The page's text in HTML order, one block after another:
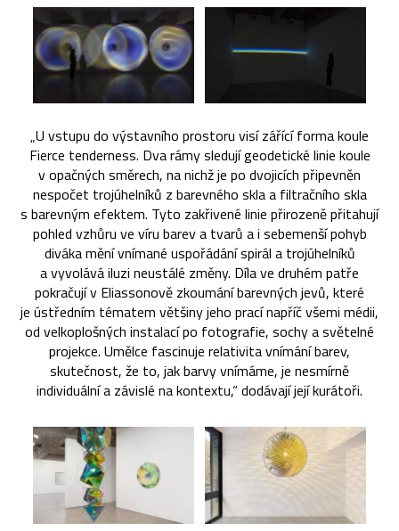
„U vstupu do výstavního prostoru visí zářící forma koule
Fierce tenderness. Dva rámy sledují geodetické linie koule
v opačných směrech, na nichž je po dvojicích připevněn
nespočet trojúhelníků z barevného skla a filtračního skla
s barevným efektem. Tyto zakřivené linie přirozeně přitahují
pohled vzhůru ve víru barev a tvarů a i sebemenší pohyb
diváka mění vnímané uspořádání spirál a trojúhelníků
a vyvolává iluzi neustálé změny. Díla ve druhém patře
pokračují v Eliassonově zkoumání barevných jevů, které
je ústředním tématem většiny jeho prací napříč všemi médii,
od velkoplošných instalací po fotografie, sochy a světelné
projekce. Umělce fascinuje relativita vnímání barev,
skutečnost, že to, jak barvy vnímáme, je nesmírně
individuální a závislé na kontextu,“ dodávají její kurátoři.